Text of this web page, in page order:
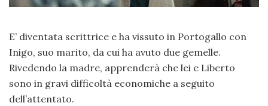
E’ diventata scrittrice e ha vissuto in Portogallo con
Inigo, suo marito, da cui ha avuto due gemelle.
Rivedendo la madre, apprenderà che lei e Liberto
sono in gravi difficoltà economiche a seguito
dell’attentato.